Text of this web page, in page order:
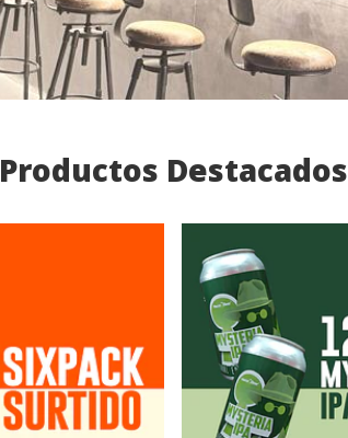
Productos Destacados